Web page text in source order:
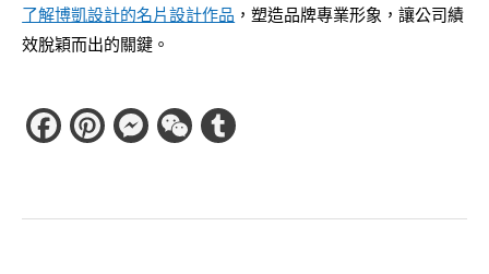
了解博凱設計的名片設計作品 ，塑造品牌專業形象，讓公司績
效脫穎而出的關鍵。
Facebook
Pinterest
Messenger
WeChat